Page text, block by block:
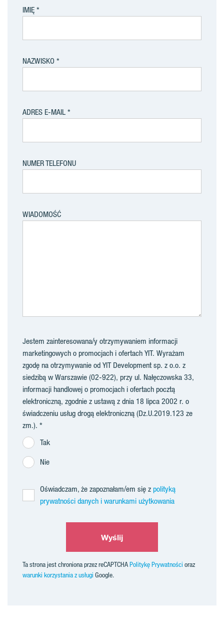
IMIĘ
NAZWISKO
ADRES E-MAIL
NUMER TELEFONU
WIADOMOŚĆ
Jestem zainteresowana/y otrzymywaniem informacji
marketingowych o promocjach i ofertach YIT. Wyrażam
zgodę na otrzymywanie od YIT Development sp. z o.o. z
siedzibą w Warszawie (02-922), przy ul. Nałęczowska 33,
informacji handlowej o promocjach i ofertach pocztą
elektroniczną, zgodnie z ustawą z dnia 18 lipca 2002 r. o
świadczeniu usług drogą elektroniczną (Dz.U.2019.123 ze
zm.).
Tak
Nie
Oświadczam, że zapoznałam/em się z polityką
prywatności danych i warunkami użytkowania
Wyślij
Ta strona jest chroniona przez reCAPTCHAPolitykę Prywatności oraz
warunki korzystania z usługi Google.